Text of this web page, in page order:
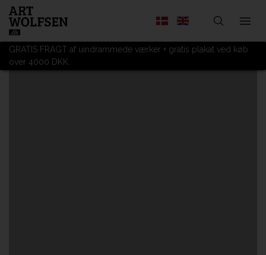
GRATIS FRAGT af uindrammede værker + gratis plakat ved køb
over 4000 DKK.